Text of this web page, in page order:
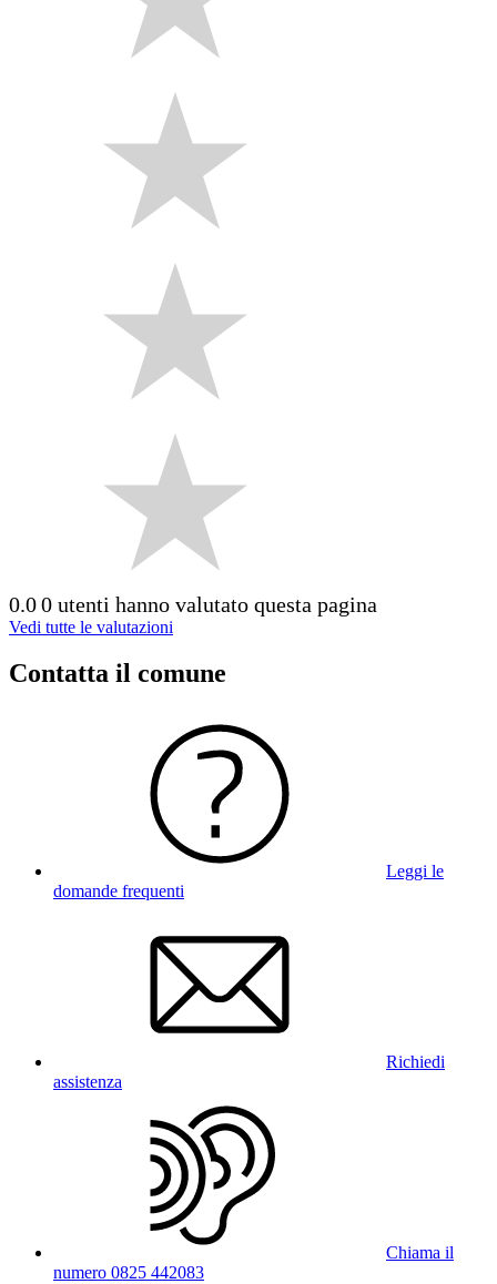
0.00 utenti hanno valutato questa pagina
Vedi tutte le valutazioni
Contatta il comune
Leggi le
domande frequenti
Richiedi
assistenza
Chiama il
numero 0825 442083